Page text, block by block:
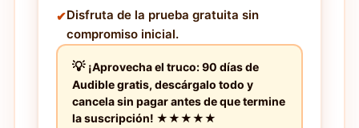
Disfruta de la prueba gratuita sin
compromiso inicial.
¡Aprovecha el truco: 90 días de
Audible gratis, descárgalo todo y
cancela sin pagar antes de que termine
la suscripción! ★★★★★